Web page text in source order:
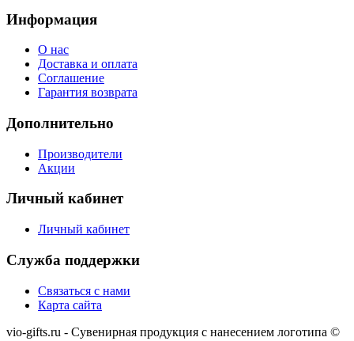
Информация
О нас
Доставка и оплата
Соглашение
Гарантия возврата
Дополнительно
Производители
Акции
Личный кабинет
Личный кабинет
Служба поддержки
Связаться с нами
Карта сайта
vio-gifts.ru - Сувенирная продукция с нанесением логотипа ©